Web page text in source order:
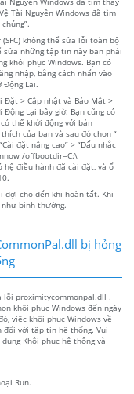
Tài Nguyên Windows đã tìm
không thể sửa lỗi toàn bộ
những tập tin này bạn phải
khôi phục Windows. Bạn có
nhập, bằng cách nhấn vào
Động Lại.
Đặt > Cập nhật và Bảo Mật >
Lại bây giờ. Bạn cũng có
thể khởi động với bản
của bạn và sau đó chon “
đặt nâng cao” > “Dấu nhắc
/offbootdir=C:\
hệ điều hành đã cài đặt, và ổ
đợi cho đến khi hoàn tất. Khi
bình thường.
bị hỏng
lỗi proximitycommonpal.dll .
khôi phục Windows đến ngày
việc khôi phục Windows về
với tập tin hệ thống. Vui
Khôi phục hệ thống và
Run.